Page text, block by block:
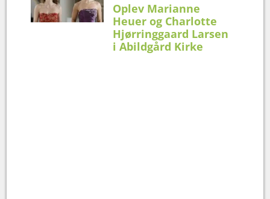
Oplev Marianne
Heuer og Charlotte
Hjørringgaard Larsen
i Abildgård Kirke